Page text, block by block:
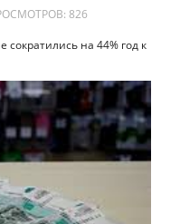
826
на 44% год к